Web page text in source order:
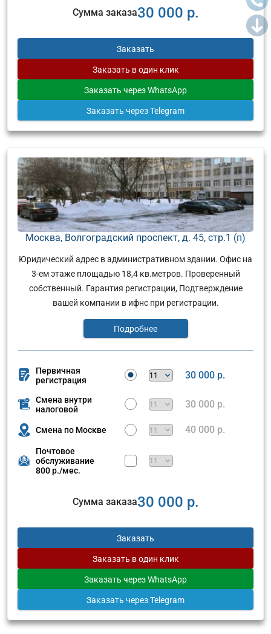
Сумма заказа30 000 р.
Заказать
Заказать в один клик
Заказать через WhatsApp
Заказать через Telegram
Москва, Волгоградский проспект, д. 45, стр.1 (п)
Юридический адрес в административном здании. Офис на
3-ем этаже площадью 18,4 кв.метров. Проверенный
собственный. Гарантия регистрации, Подтверждение
вашей компании в ифнс при регистрации.
Подробнее
Первичная
регистрация
30 000 р.
Смена внутри
налоговой
30 000 р.
Смена по Москве 40 000 р.
Почтовое
обслуживание
800 р./мес.
Сумма заказа30 000 р.
Заказать
Заказать в один клик
Заказать через WhatsApp
Заказать через Telegram